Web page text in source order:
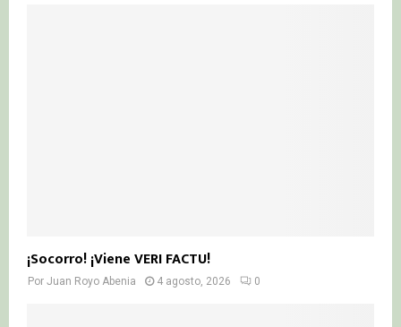
¡Socorro! ¡Viene VERI FACTU!
Por Juan Royo Abenia 4 agosto, 2026 0